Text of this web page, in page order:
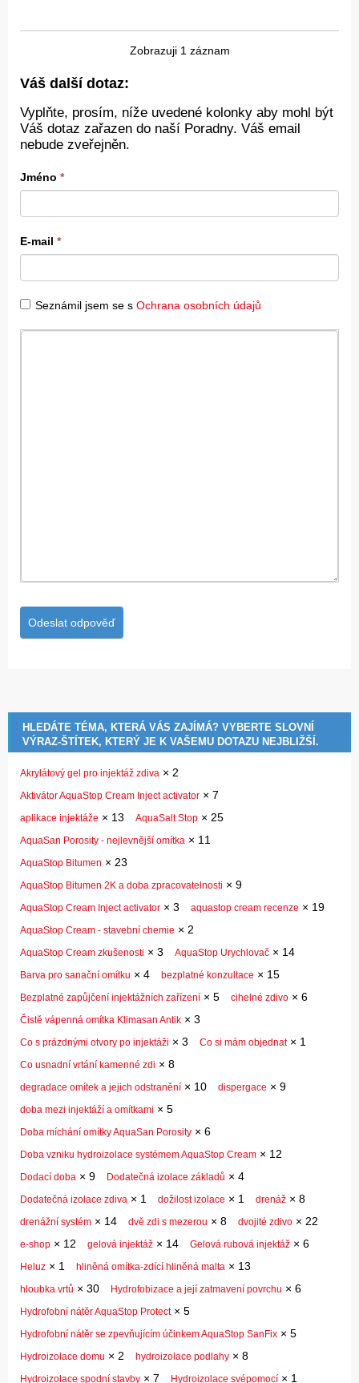
Zobrazuji 1 záznam
Váš další dotaz:
Vyplňte, prosím, níže uvedené kolonky aby mohl být
Váš dotaz zařazen do naší Poradny. Váš email
nebude zveřejněn.
Jméno *
E-mail *
Seznámil jsem se s Ochrana osobních údajů
HLEDÁTE TÉMA, KTERÁ VÁS ZAJÍMÁ? VYBERTE SLOVNÍ
VÝRAZ-ŠTÍTEK, KTERÝ JE K VAŠEMU DOTAZU NEJBLIŽŠÍ.
Akrylátový gel pro injektáž zdiva × 2
Aktivátor AquaStop Cream Inject activator × 7
aplikace injektáže × 13 AquaSalt Stop × 25
AquaSan Porosity - nejlevnější omítka × 11
AquaStop Bitumen × 23
AquaStop Bitumen 2K a doba zpracovatelnosti × 9
AquaStop Cream Inject activator × 3 aquastop cream recenze × 19
AquaStop Cream - stavební chemie × 2
AquaStop Cream zkušenosti × 3 AquaStop Urychlovač × 14
Barva pro sanační omítku × 4 bezplatné konzultace × 15
Bezplatné zapůjčení injektážních zařízení × 5 cihelné zdivo × 6
Čistě vápenná omítka Klimasan Antik × 3
Co s prázdnými otvory po injektáži × 3 Co si mám objednat× 1
Co usnadní vrtání kamenné zdi × 8
degradace omítek a jejich odstranění × 10 dispergace × 9
doba mezi injektáží a omítkami × 5
Doba míchání omítky AquaSan Porosity × 6
Doba vzniku hydroizolace systémem AquaStop Cream × 12
Dodací doba × 9 Dodatečná izolace základů × 4
Dodatečná izolace zdiva × 1 dožilost izolace × 1 drenáž × 8
drenážní systém × 14 dvě zdi s mezerou × 8 dvojité zdivo × 22
e-shop × 12 gelová injektáž × 14 Gelová rubová injektáž × 6
Heluz × 1 hliněná omítka-zdící hliněná malta × 13
hloubka vrtů × 30 Hydrofobizace a její zatmavení povrchu × 6
Hydrofobní nátěr AquaStop Protect× 5
Hydrofobní nátěr se zpevňujícím účinkem AquaStop SanFix × 5
Hydroizolace domu × 2 hydroizolace podlahy × 8
Hydroizolace spodní stavby × 7 Hydroizolace svépomocí × 1